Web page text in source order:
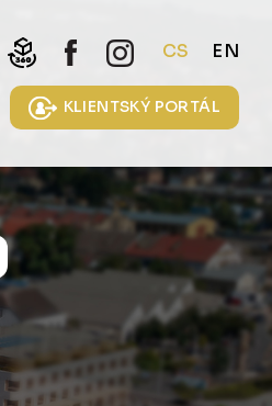
CS EN
KLIENTSKÝ PORTÁL